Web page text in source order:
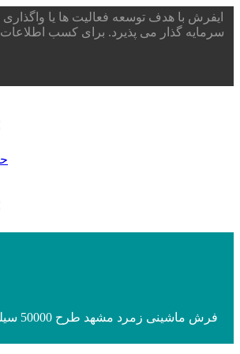
ایفرش با هدف توسعه فعالیت ها یا
سرمایه گذار می پذیرد. برای کسب اطلاعات
فرش ماشینی زمرد مشهد طرح 50000 سیلور گل برجسته